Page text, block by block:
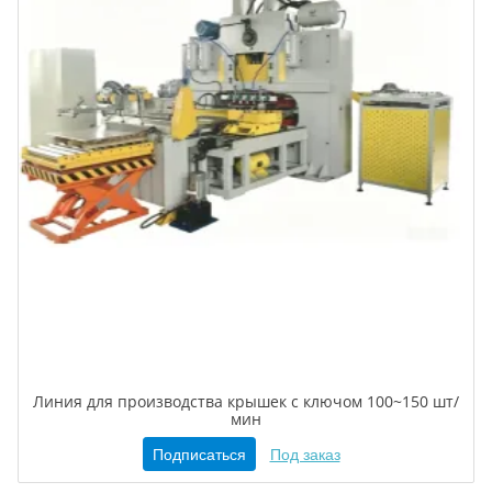
Линия для производства крышек с ключом 100~150 шт/
мин
Подписаться Под заказ